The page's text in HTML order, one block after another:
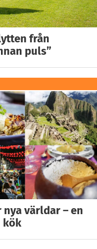
från
puls”
världar – en
kök